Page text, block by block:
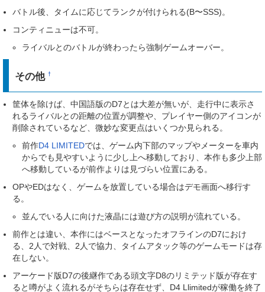
バトル後、タイムに応じてランクが付けられる(B〜SSS)。
コンティニューは不可。
ライバルとのバトルが終わったら強制ゲームオーバー。
その他†
筐体を除けば、中国語版のD7とは大差が無いが、走行中に表示さ
れるライバルとの距離の位置が調整や、プレイヤー側のアイコンが
削除されているなど、微妙な変更点はいくつか見られる。
前作D4 LIMITEDでは、ゲーム内下部のマップやメーターを車内
からでも見やすいように少し上へ移動しており、本作も多少上部
へ移動しているが前作よりは見づらい位置にある。
OPやEDはなく、ゲームを放置している場合はデモ画面へ移行す
る。
並んでいる人に向けた液晶には遊び方の説明が流れている。
前作とは違い、本作にはベースとなったオフラインのD7におけ
る、2人で対戦、2人で協力、タイムアタック等のゲームモードは存
在しない。
アーケード版D7の後継作である頭文字D8のリミテッド版が存在す
ると噂がよく流れるがそちらは存在せず、D4 Llimitedが稼働を終了